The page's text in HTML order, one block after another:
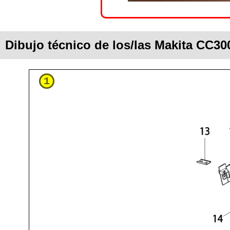
Dibujo técnico de los/las Makita
1